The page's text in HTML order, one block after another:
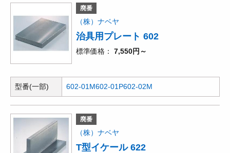
廃番
（株）ナベヤ
治具用プレート 602
標準価格 7,550円～
型番(一部) 602-01M602-01P602-02M
廃番
（株）ナベヤ
T型イケール 622